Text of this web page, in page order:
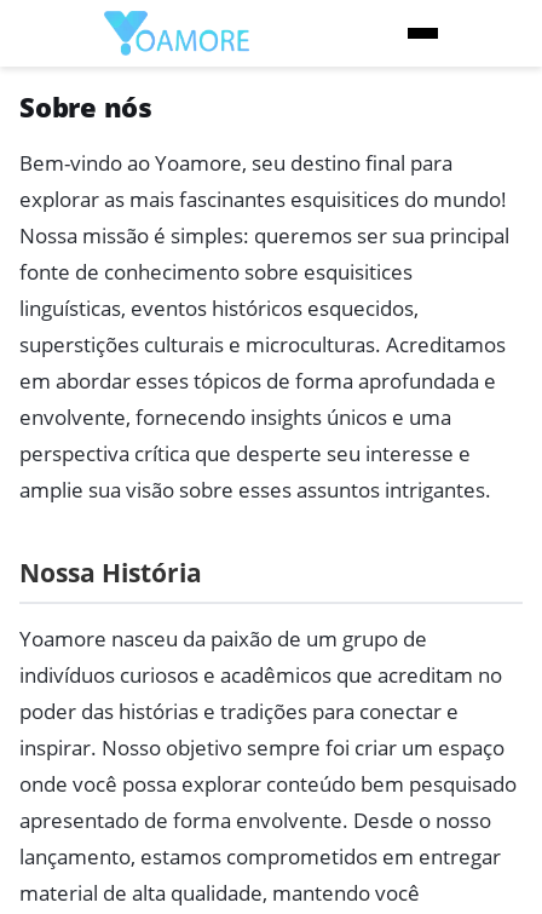
Sobre nós
Bem-vindo ao Yoamore, seu destino final para
explorar as mais fascinantes esquisitices do mundo!
Nossa missão é simples: queremos ser sua principal
fonte de conhecimento sobre esquisitices
linguísticas, eventos históricos esquecidos,
superstições culturais e microculturas. Acreditamos
em abordar esses tópicos de forma aprofundada e
envolvente, fornecendo insights únicos e uma
perspectiva crítica que desperte seu interesse e
amplie sua visão sobre esses assuntos intrigantes.
Nossa História
Yoamore nasceu da paixão de um grupo de
indivíduos curiosos e acadêmicos que acreditam no
poder das histórias e tradições para conectar e
inspirar. Nosso objetivo sempre foi criar um espaço
onde você possa explorar conteúdo bem pesquisado
apresentado de forma envolvente. Desde o nosso
lançamento, estamos comprometidos em entregar
material de alta qualidade, mantendo você